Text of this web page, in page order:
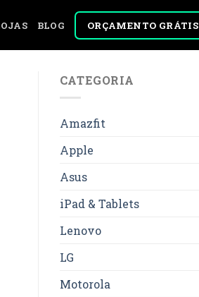
BLOG ORÇAMENTO GRÁTIS
CATEGORIA
Amazfit
Apple
Asus
iPad & Tablets
Lenovo
LG
Motorola